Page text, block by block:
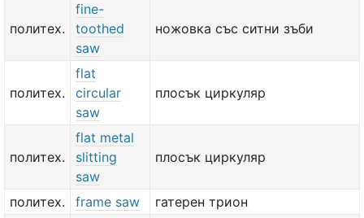
политех.
fine-
toothed
saw
ножовка със ситни зъби
политех.
flat
circular
saw
плосък циркуляр
политех.
flat metal
slitting
saw
плосък циркуляр
политех. frame saw
гатерен трион